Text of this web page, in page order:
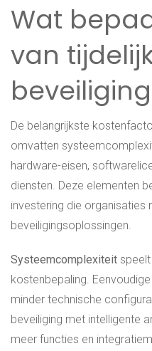
Wat
van
De belangrijkste
omvatten
hardware-eisen,
diensten. Deze elementen
investering die
beveiligingsoplossingen.
Systeemcomplexiteit
kostenbepaling.
minder technische
beveiliging met intelligente
meer functies en